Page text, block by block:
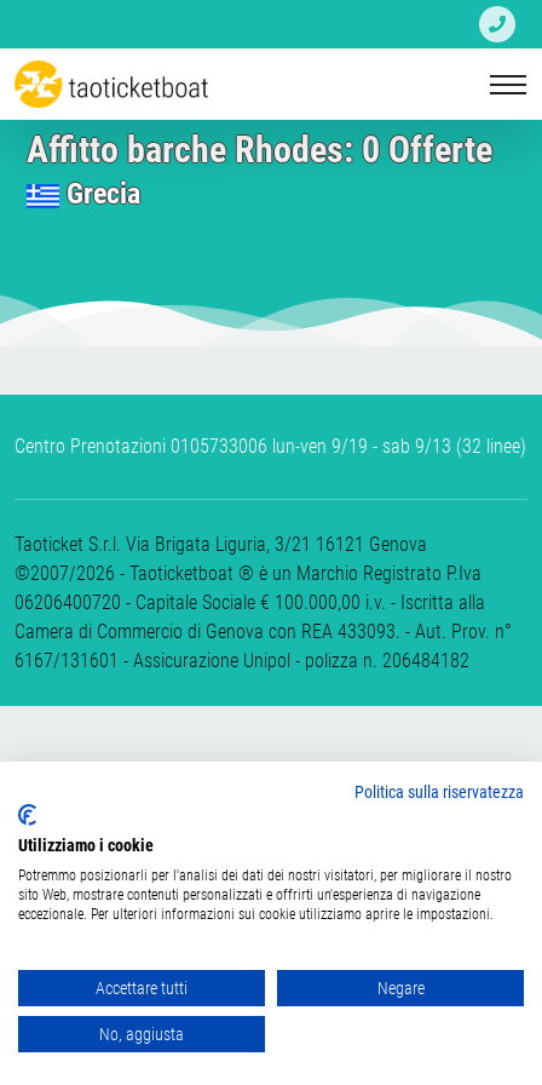
Affitto barche Rhodes: 0 Offerte
Grecia
Centro Prenotazioni 0105733006 lun-ven 9/19 - sab 9/13 (32 linee)
Taoticket S.r.l. Via Brigata Liguria, 3/21 16121 Genova
©2007/2026 - Taoticketboat ® è un Marchio Registrato P.Iva
06206400720 - Capitale Sociale € 100.000,00 i.v. - Iscritta alla
Camera di Commercio di Genova con REA 433093. - Aut. Prov. n°
6167/131601 - Assicurazione Unipol - polizza n. 206484182
Politica sulla riservatezza
Utilizziamo i cookie
Potremmo posizionarli per l'analisi dei dati dei nostri visitatori, per migliorare il nostro
sito Web, mostrare contenuti personalizzati e offrirti un'esperienza di navigazione
eccezionale. Per ulteriori informazioni sui cookie utilizziamo aprire le impostazioni.
Accettare tutti Negare
No, aggiusta